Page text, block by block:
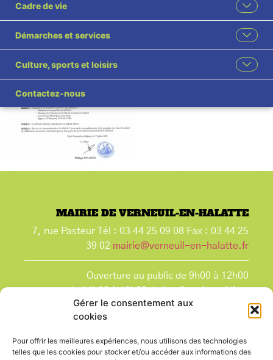
Gérer le consentement aux
cookies
Pour offrir les meilleures expériences, nous utilisons des technologies
telles que les cookies pour stocker et/ou accéder aux informations des
Cadre de vie
Démarches et services
Culture, sports et loisirs
Contactez-nous
MAIRIE DE VERNEUIL-EN-HALATTE
7, rue Pasteur Tél : 03 44 25 09 08 Fax : 03 44 25
39 02 mairie@verneuil-en-halatte.fr
Ouverture au public de 9h00 à 12h00
et de 14h00 à 18h00 du lundi après-midi au
vendredi,
et le samedi de 9h00 à 12h00.
que les jours fériés.